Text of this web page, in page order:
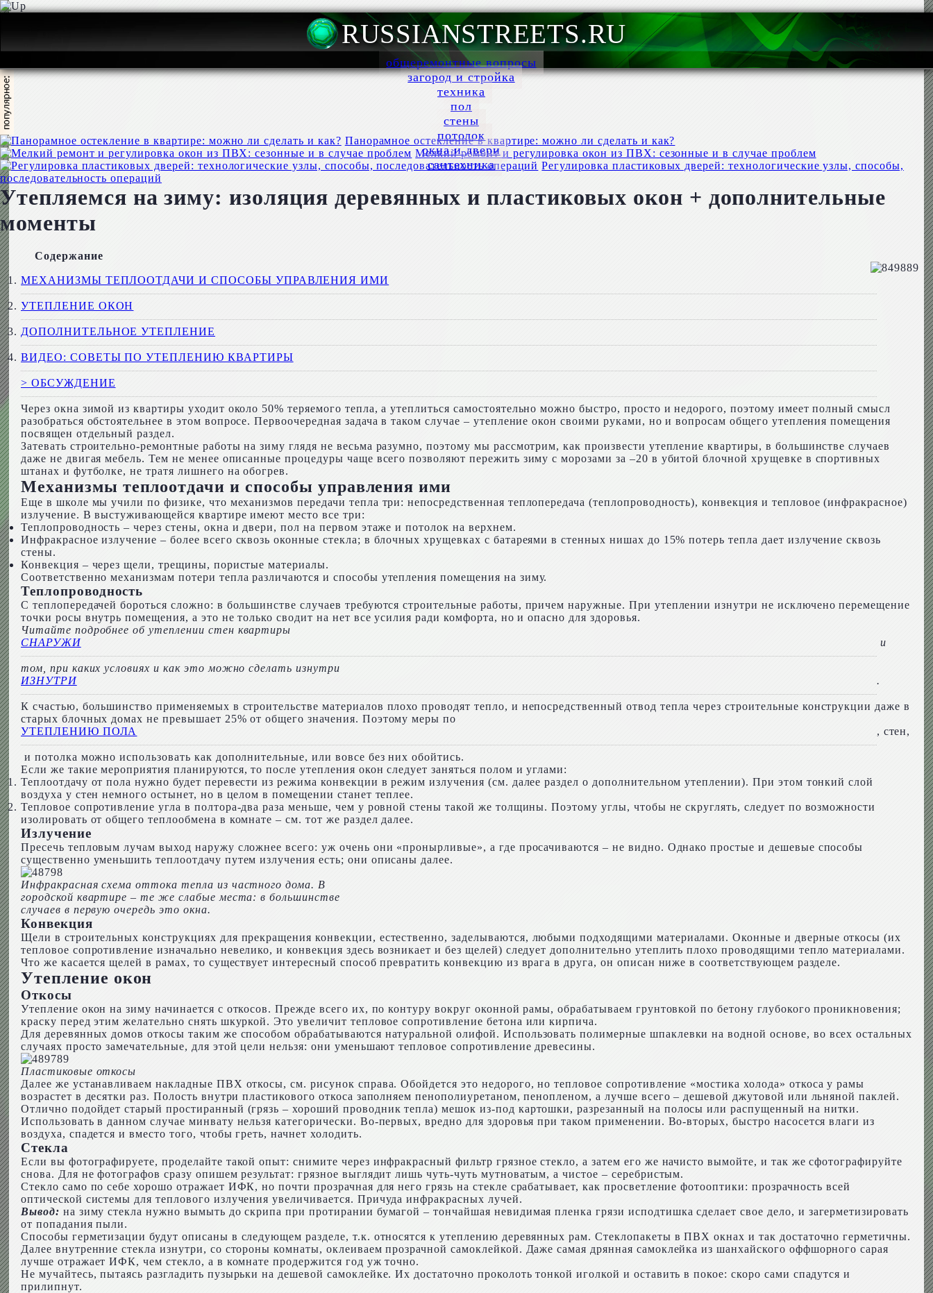
RUSSIANSTREETS.RU
общеремонтные вопросы
загород и стройка
техника
пол
стены
потолок
окна и двери
сантехника
Панорамное остекление в квартире: можно ли сделать и как?
Мелкий ремонт и регулировка окон из ПВХ: сезонные и в случае проблем
Регулировка пластиковых дверей: технологические узлы, способы,
последовательность операций
Утепляемся на зиму: изоляция деревянных и пластиковых окон + дополнительные
моменты
Содержание
МЕХАНИЗМЫ ТЕПЛООТДАЧИ И СПОСОБЫ УПРАВЛЕНИЯ ИМИ
УТЕПЛЕНИЕ ОКОН
ДОПОЛНИТЕЛЬНОЕ УТЕПЛЕНИЕ
ВИДЕО: СОВЕТЫ ПО УТЕПЛЕНИЮ КВАРТИРЫ
> ОБСУЖДЕНИЕ
Через окна зимой из квартиры уходит около 50% теряемого тепла, а утеплиться самостоятельно можно быстро, просто и недорого, поэтому имеет полный смысл
разобраться обстоятельнее в этом вопросе. Первоочередная задача в таком случае – утепление окон своими руками, но и вопросам общего утепления помещения
посвящен отдельный раздел.
Затевать строительно-ремонтные работы на зиму глядя не весьма разумно, поэтому мы рассмотрим, как произвести утепление квартиры, в большинстве случаев
даже не двигая мебель. Тем не менее описанные процедуры чаще всего позволяют пережить зиму с морозами за –20 в убитой блочной хрущевке в спортивных
штанах и футболке, не тратя лишнего на обогрев.
Механизмы теплоотдачи и способы управления ими
Еще в школе мы учили по физике, что механизмов передачи тепла три: непосредственная теплопередача (теплопроводность), конвекция и тепловое (инфракрасное)
излучение. В выстуживающейся квартире имеют место все три:
Теплопроводность – через стены, окна и двери, пол на первом этаже и потолок на верхнем.
Инфракрасное излучение – более всего сквозь оконные стекла; в блочных хрущевках с батареями в стенных нишах до 15% потерь тепла дает излучение сквозь
стены.
Конвекция – через щели, трещины, пористые материалы.
Соответственно механизмам потери тепла различаются и способы утепления помещения на зиму.
Теплопроводность
С теплопередачей бороться сложно: в большинстве случаев требуются строительные работы, причем наружные. При утеплении изнутри не исключено перемещение
точки росы внутрь помещения, а это не только сводит на нет все усилия ради комфорта, но и опасно для здоровья.
Читайте подробнее об утеплении стен квартиры
СНАРУЖИ
и
том, при каких условиях и как это можно сделать изнутри
ИЗНУТРИ
.
К счастью, большинство применяемых в строительстве материалов плохо проводят тепло, и непосредственный отвод тепла через строительные конструкции даже в
старых блочных домах не превышает 25% от общего значения. Поэтому меры по
УТЕПЛЕНИЮ ПОЛА
, стен,
и потолка можно использовать как дополнительные, или вовсе без них обойтись.
Если же такие мероприятия планируются, то после утепления окон следует заняться полом и углами:
Теплоотдачу от пола нужно будет перевести из режима конвекции в режим излучения (см. далее раздел о дополнительном утеплении). При этом тонкий слой
воздуха у стен немного остынет, но в целом в помещении станет теплее.
Тепловое сопротивление угла в полтора-два раза меньше, чем у ровной стены такой же толщины. Поэтому углы, чтобы не скруглять, следует по возможности
изолировать от общего теплообмена в комнате – см. тот же раздел далее.
Излучение
Пресечь тепловым лучам выход наружу сложнее всего: уж очень они «пронырливые», а где просачиваются – не видно. Однако простые и дешевые способы
существенно уменьшить теплоотдачу путем излучения есть; они описаны далее.
Инфракрасная схема оттока тепла из частного дома. В
городской квартире – те же слабые места: в большинстве
случаев в первую очередь это окна.
Конвекция
Щели в строительных конструкциях для прекращения конвекции, естественно, заделываются, любыми подходящими материалами. Оконные и дверные откосы (их
тепловое сопротивление изначально невелико, и конвекция здесь возникает и без щелей) следует дополнительно утеплить плохо проводящими тепло материалами.
Что же касается щелей в рамах, то существует интересный способ превратить конвекцию из врага в друга, он описан ниже в соответствующем разделе.
Утепление окон
Откосы
Утепление окон на зиму начинается с откосов. Прежде всего их, по контуру вокруг оконной рамы, обрабатываем грунтовкой по бетону глубокого проникновения;
краску перед этим желательно снять шкуркой. Это увеличит тепловое сопротивление бетона или кирпича.
Для деревянных домов откосы таким же способом обрабатываются натуральной олифой. Использовать полимерные шпаклевки на водной основе, во всех остальных
случаях просто замечательные, для этой цели нельзя: они уменьшают тепловое сопротивление древесины.
Пластиковые откосы
Далее же устанавливаем накладные ПВХ откосы, см. рисунок справа. Обойдется это недорого, но тепловое сопротивление «мостика холода» откоса у рамы
возрастет в десятки раз. Полость внутри пластикового откоса заполняем пенополиуретаном, пенопленом, а лучше всего – дешевой джутовой или льняной паклей.
Отлично подойдет старый простиранный (грязь – хороший проводник тепла) мешок из-под картошки, разрезанный на полосы или распущенный на нитки.
Использовать в данном случае минвату нельзя категорически. Во-первых, вредно для здоровья при таком применении. Во-вторых, быстро насосется влаги из
воздуха, спадется и вместо того, чтобы греть, начнет холодить.
Стекла
Если вы фотографируете, проделайте такой опыт: снимите через инфракрасный фильтр грязное стекло, а затем его же начисто вымойте, и так же сфотографируйте
снова. Для не фотографов сразу опишем результат: грязное выглядит лишь чуть-чуть мутноватым, а чистое – серебристым.
Стекло само по себе хорошо отражает ИФК, но почти прозрачная для него грязь на стекле срабатывает, как просветление фотооптики: прозрачность всей
оптической системы для теплового излучения увеличивается. Причуда инфракрасных лучей.
Вывод: на зиму стекла нужно вымыть до скрипа при протирании бумагой – тончайшая невидимая пленка грязи исподтишка сделает свое дело, и загерметизировать
от попадания пыли.
Способы герметизации будут описаны в следующем разделе, т.к. относятся к утеплению деревянных рам. Стеклопакеты в ПВХ окнах и так достаточно герметичны.
Далее внутренние стекла изнутри, со стороны комнаты, оклеиваем прозрачной самоклейкой. Даже самая дрянная самоклейка из шанхайского оффшорного сарая
лучше отражает ИФК, чем стекло, а в комнате продержится год уж точно.
Не мучайтесь, пытаясь разгладить пузырьки на дешевой самоклейке. Их достаточно проколоть тонкой иголкой и оставить в покое: скоро сами спадутся и
прилипнут.